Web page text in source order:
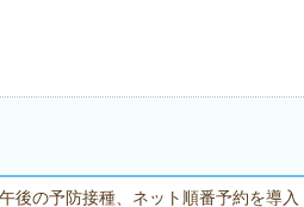
後の予防接種、ネット順番予約を導入